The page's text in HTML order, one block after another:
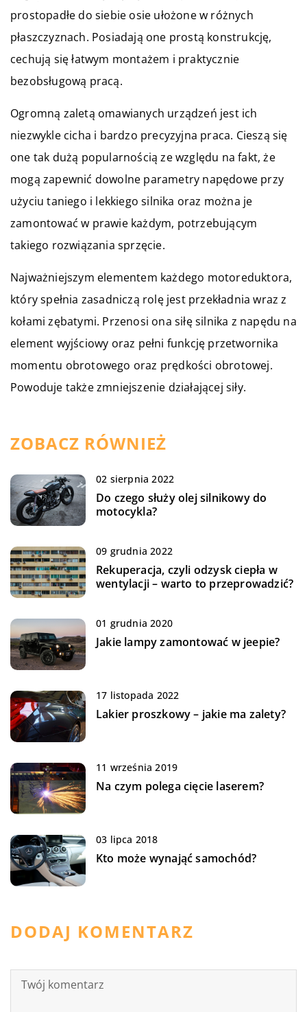
prostopadłe do siebie osie ułożone w różnych
płaszczyznach. Posiadają one prostą konstrukcję,
cechują się łatwym montażem i praktycznie
bezobsługową pracą.
Ogromną zaletą omawianych urządzeń jest ich
niezwykle cicha i bardzo precyzyjna praca. Cieszą się
one tak dużą popularnością ze względu na fakt, że
mogą zapewnić dowolne parametry napędowe przy
użyciu taniego i lekkiego silnika oraz można je
zamontować w prawie każdym, potrzebującym
takiego rozwiązania sprzęcie.
Najważniejszym elementem każdego motoreduktora,
który spełnia zasadniczą rolę jest przekładnia wraz z
kołami zębatymi. Przenosi ona siłę silnika z napędu na
element wyjściowy oraz pełni funkcję przetwornika
momentu obrotowego oraz prędkości obrotowej.
Powoduje także zmniejszenie działającej siły.
ZOBACZ RÓWNIEŻ
02 sierpnia 2022
Do czego służy olej silnikowy do
motocykla?
09 grudnia 2022
Rekuperacja, czyli odzysk ciepła w
wentylacji – warto to przeprowadzić?
01 grudnia 2020
Jakie lampy zamontować w jeepie?
17 listopada 2022
Lakier proszkowy – jakie ma zalety?
11 września 2019
Na czym polega cięcie laserem?
03 lipca 2018
Kto może wynająć samochód?
DODAJ KOMENTARZ